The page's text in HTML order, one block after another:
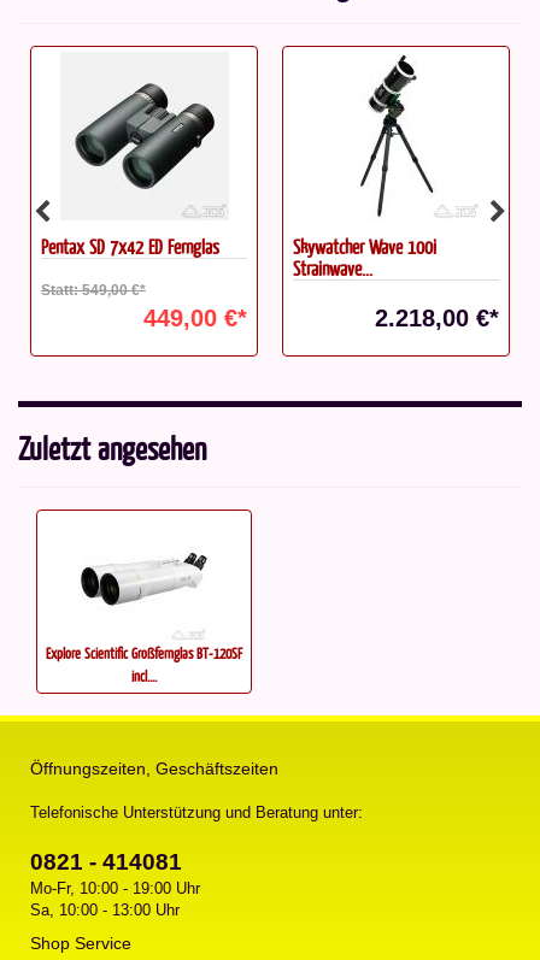
Skywatcher Wave 100i
2.218,00 €*
First Schnellwechselplatte für...
11,00 €*
Zuletzt angesehen
Explore Scientific Großfernglas BT-120SF
incl....
Öffnungszeiten, Geschäftszeiten
Telefonische Unterstützung und Beratung unter:
0821 - 414081
Mo-Fr, 10:00 - 19:00 Uhr
Sa, 10:00 - 13:00 Uhr
Shop Service